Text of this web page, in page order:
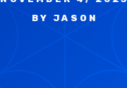
BY JASON